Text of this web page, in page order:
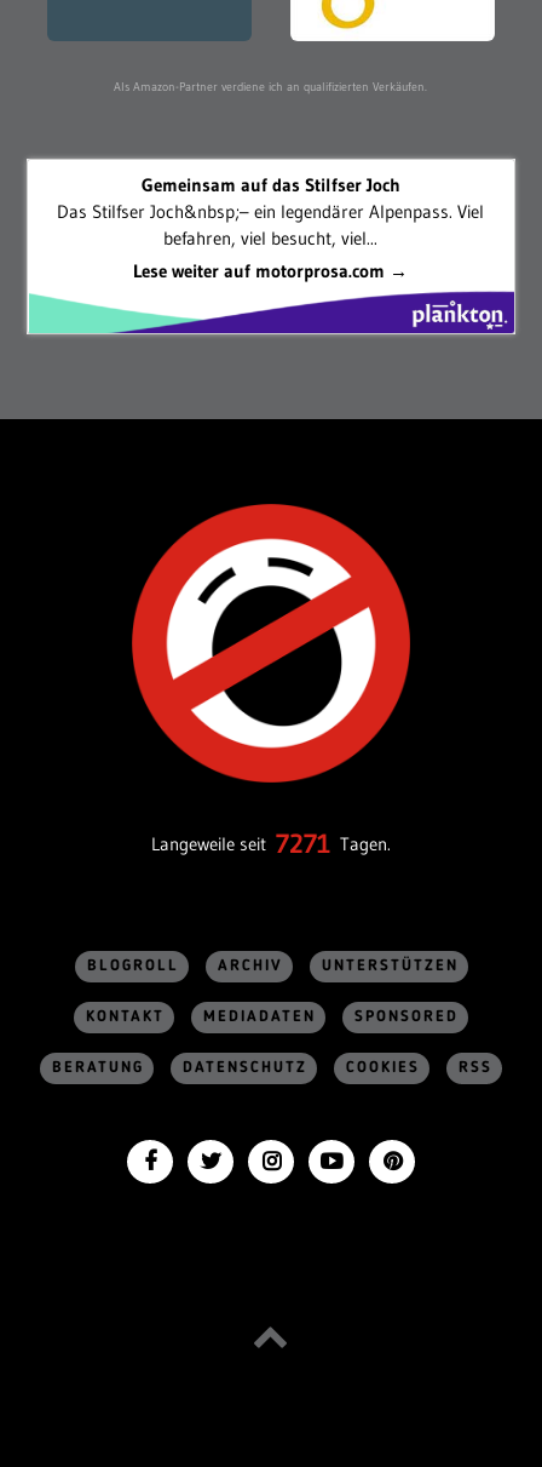
Als Amazon-Partner verdiene ich an qualifizierten Verkäufen.
Gemeinsam auf das Stilfser Joch
Das Stilfser Joch&nbsp;– ein legendärer Alpenpass. Viel
befahren, viel besucht, viel...
Lese weiter auf motorprosa.com →
Langeweile seit 7271 Tagen.
BLOGROLL ARCHIV UNTERSTÜTZEN
KONTAKT MEDIADATEN SPONSORED
BERATUNG DATENSCHUTZ COOKIES RSS